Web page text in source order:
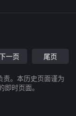
一页 尾页
责。本历史页面谨为
时页面。